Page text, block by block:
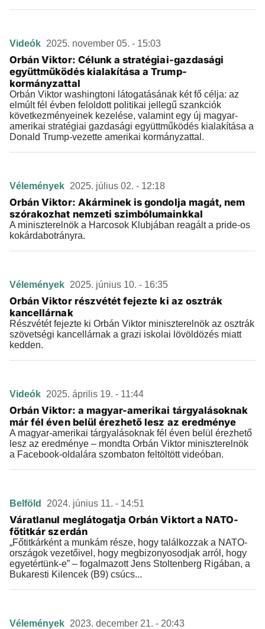
Videók 2025. november 05. - 15:03
Orbán Viktor: Célunk a stratégiai-gazdasági
együttműködés kialakítása a Trump-
kormányzattal
Orbán Viktor washingtoni látogatásának két fő célja: az
elmúlt fél évben feloldott politikai jellegű szankciók
következményeinek kezelése, valamint egy új magyar-
amerikai stratégiai gazdasági együttműködés kialakítása a
Donald Trump-vezette amerikai kormányzattal.
Vélemények 2025. július 02. - 12:18
Orbán Viktor: Akárminek is gondolja magát, nem
szórakozhat nemzeti szimbólumainkkal
A miniszterelnök a Harcosok Klubjában reagált a pride-os
kokárdabotrányra.
Vélemények 2025. június 10. - 16:35
Orbán Viktor részvétét fejezte ki az osztrák
kancellárnak
Részvétét fejezte ki Orbán Viktor miniszterelnök az osztrák
szövetségi kancellárnak a grazi iskolai lövöldözés miatt
kedden.
Videók 2025. április 19. - 11:44
Orbán Viktor: a magyar-amerikai tárgyalásoknak
már fél éven belül érezhető lesz az eredménye
A magyar-amerikai tárgyalásoknak fél éven belül érezhető
lesz az eredménye – mondta Orbán Viktor miniszterelnök
a Facebook-oldalára szombaton feltöltött videóban.
Belföld 2024. június 11. - 14:51
Váratlanul meglátogatja Orbán Viktort a NATO-
főtitkár szerdán
„Főtitkárként a munkám része, hogy találkozzak a NATO-
országok vezetőivel, hogy megbizonyosodjak arról, hogy
egyetértünk-e” – fogalmazott Jens Stoltenberg Rigában, a
Bukaresti Kilencek (B9) csúcs...
Vélemények 2023. december 21. - 20:43